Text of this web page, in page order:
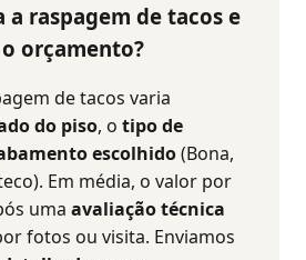
a raspagem de tacos e
orçamento?
de tacos varia
do piso, o tipo de
escolhido(Bona,
Em média, o valor por
uma avaliação técnica
fotos ou visita. Enviamos